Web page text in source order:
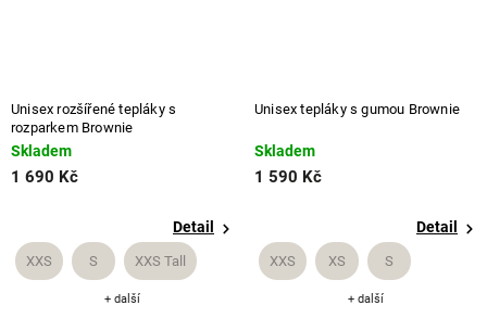
Unisex rozšířené tepláky s
rozparkem Brownie
Skladem
1 690 Kč
Detail
XXS S XXS Tall
+ další
Unisex tepláky s gumou Brownie
Skladem
1 590 Kč
Detail
XXS XS S
+ další